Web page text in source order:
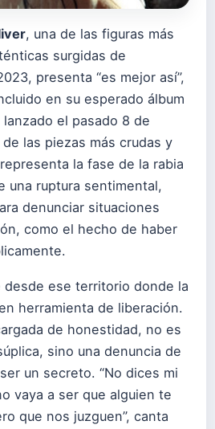
, una de las figuras más
surgidas de
presenta “es mejor así”,
en su esperado álbum
lanzado el pasado 8 de
las piezas más crudas y
la fase de la rabia
una ruptura sentimental,
denunciar situaciones
como el hecho de haber
desde ese territorio donde la
herramienta de liberación.
de honestidad, no es
sino una denuncia de
un secreto. “No dices mi
vaya a ser que alguien te
que nos juzguen”, canta